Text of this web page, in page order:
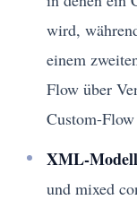
wird,
einem
Flow über
Custom-
XML-
und mixed